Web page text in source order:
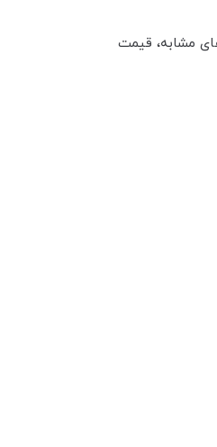
مشابه، قیمت